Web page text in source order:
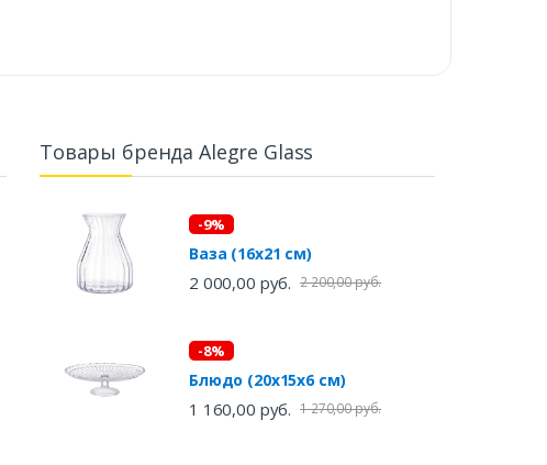
Товары бренда Alegre Glass
-9%
Ваза (16х21 см)
2 000,00 руб. 2 200,00 руб.
-8%
Блюдо (20х15х6 см)
1 160,00 руб. 1 270,00 руб.